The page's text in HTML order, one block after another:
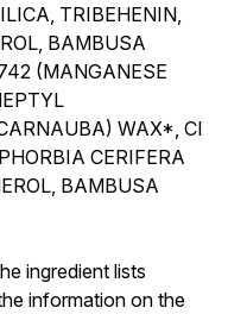
TRIBEHENIN,
BAMBUSA
(MANGANESE
WAX*, CI
CERIFERA
BAMBUSA
ingredient lists
information on the